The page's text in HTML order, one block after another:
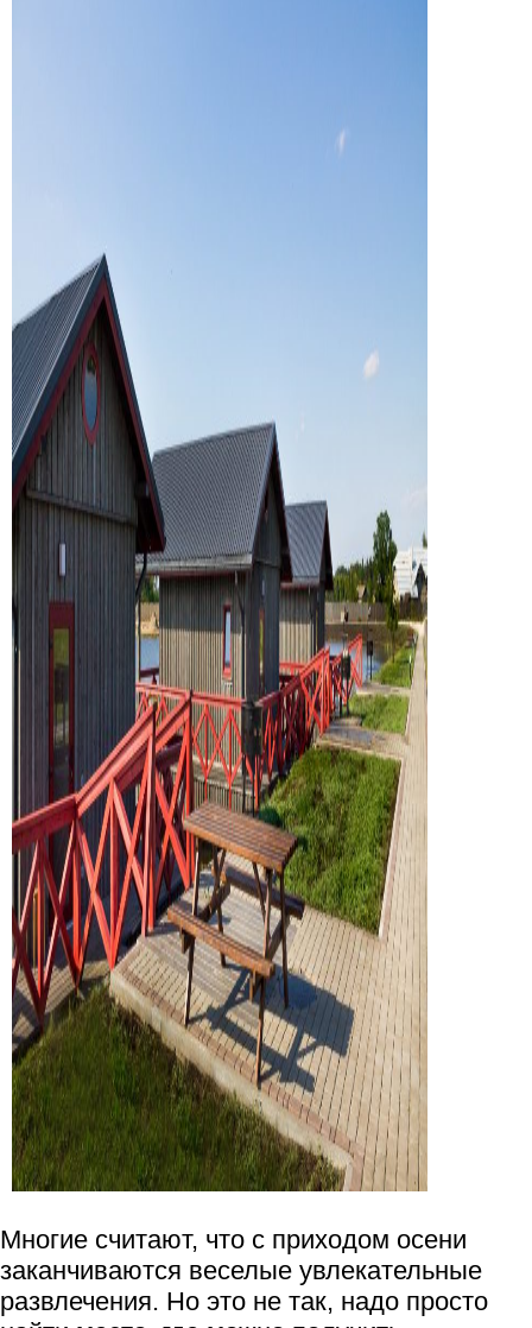
Многие считают, что с приходом осени
заканчиваются веселые увлекательные
развлечения. Но это не так, надо просто